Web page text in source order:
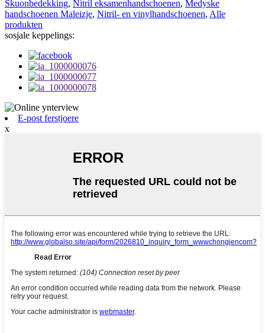
Skuonbedekking, Nitril eksamenhandschoenen, Medyske
handschoenen Maleizje, Nitril- en vinylhandschoenen, Alle
produkten
sosjale keppelings:
E-post ferstjoere
x